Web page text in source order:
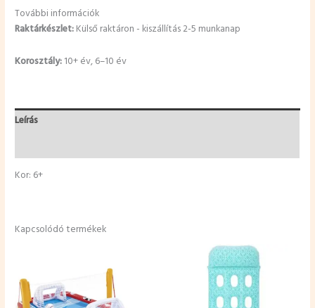
További információk
Raktárkészlet:Külső raktáron - kiszállítás 2-5 munkanap
Korosztály:10+ év, 6–10 év
Leírás
Kor: 6+
Kapcsolódó termékek